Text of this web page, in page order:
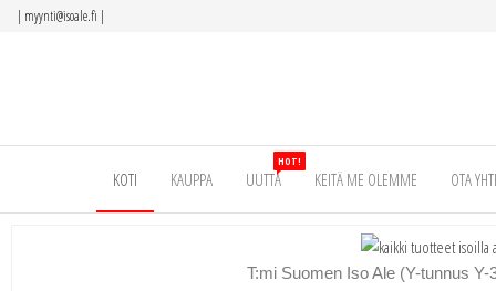
| myynti@isoale.fi |
KOTI KAUPPA UUTTA
HOT!
KEITÄ ME OLEMME OTA
T:mi Suomen Iso Ale (Y-tunnus